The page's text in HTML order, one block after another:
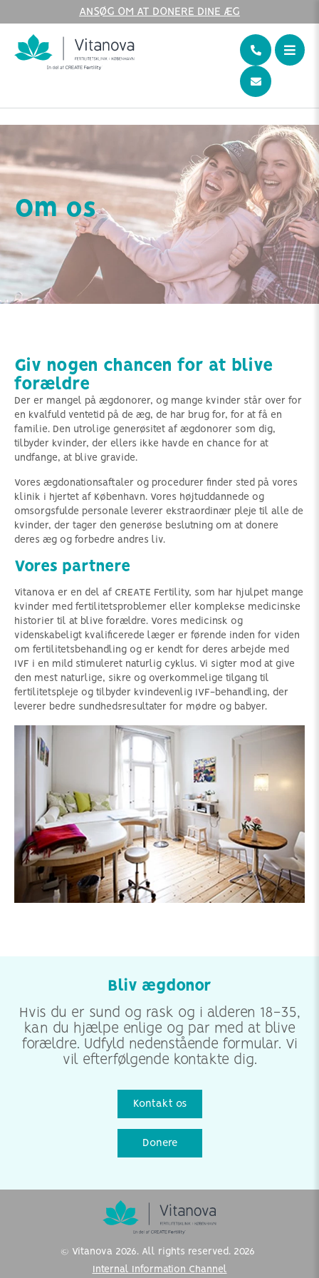
ANSØG OM AT DONERE DINE ÆG
Om os
Giv nogen chancen for at blive
forældre
Der er mangel på ægdonorer, og mange kvinder står over for
en kvalfuld ventetid på de æg, de har brug for, for at få en
familie. Den utrolige generøsitet af ægdonorer som dig,
tilbyder kvinder, der ellers ikke havde en chance for at
undfange, at blive gravide.
Vores ægdonationsaftaler og procedurer finder sted på vores
klinik i hjertet af København. Vores højtuddannede og
omsorgsfulde personale leverer ekstraordinær pleje til alle de
kvinder, der tager den generøse beslutning om at donere
deres æg og forbedre andres liv.
Vores partnere
Vitanova er en del af CREATE Fertility, som har hjulpet mange
kvinder med fertilitetsproblemer eller komplekse medicinske
historier til at blive forældre. Vores medicinsk og
videnskabeligt kvalificerede læger er førende inden for viden
om fertilitetsbehandling og er kendt for deres arbejde med
IVF i en mild stimuleret naturlig cyklus. Vi sigter mod at give
den mest naturlige, sikre og overkommelige tilgang til
fertilitetspleje og tilbyder kvindevenlig IVF-behandling, der
leverer bedre sundhedsresultater for mødre og babyer.
Bliv ægdonor
Hvis du er sund og rask og i alderen 18-35,
kan du hjælpe enlige og par med at blive
forældre. Udfyld nedenstående formular. Vi
vil efterfølgende kontakte dig.
Kontakt os
Donere
© Vitanova 2026. All rights reserved. 2026
Internal Information Channel